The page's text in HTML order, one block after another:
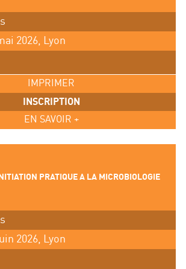
2026, Lyon
IMPRIMER
INSCRIPTION
EN SAVOIR +
PRATIQUE A LA MICROBIOLOGIE
2026, Lyon